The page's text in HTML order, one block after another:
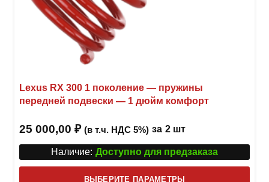
Lexus RX 300 1 поколение — пружины
передней подвески — 1 дюйм комфорт
25 000,00 ₽ (в т.ч. НДС 5%) за 2 шт
Наличие: Доступно для предзаказа
ВЫБЕРИТЕ ПАРАМЕТРЫ